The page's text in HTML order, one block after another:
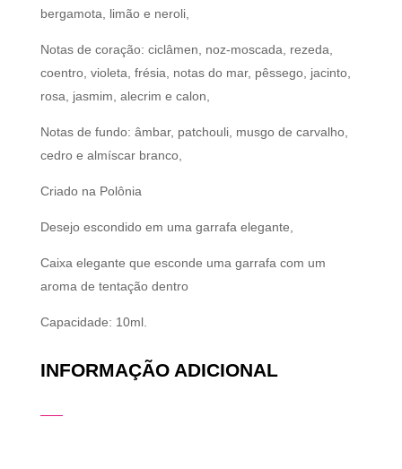
bergamota, limão e neroli,
Notas de coração: ciclâmen, noz-moscada, rezeda,
coentro, violeta, frésia, notas do mar, pêssego, jacinto,
rosa, jasmim, alecrim e calon,
Notas de fundo: âmbar, patchouli, musgo de carvalho,
cedro e almíscar branco,
Criado na Polônia
Desejo escondido em uma garrafa elegante,
Caixa elegante que esconde uma garrafa com um
aroma de tentação dentro
Capacidade: 10ml.
INFORMAÇÃO ADICIONAL